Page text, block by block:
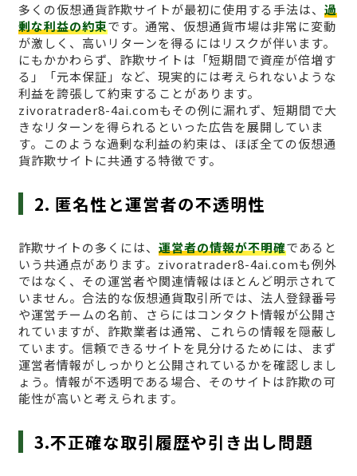
多くの仮想通貨詐欺サイトが最初に使用する手法は、 過
剰な利益の約束です。通常、仮想通貨市場は非常に変動
が激しく、高いリターンを得るにはリスクが伴います。
にもかかわらず、詐欺サイトは「短期間で資産が倍増す
る」「元本保証」など、現実的には考えられないような
利益を誇張して約束することがあります。
zivoratrader8-4ai.comもその例に漏れず、短期間で大
きなリターンを得られるといった広告を展開していま
す。このような過剰な利益の約束は、ほぼ全ての仮想通
貨詐欺サイトに共通する特徴です。
2. 匿名性と運営者の不透明性
詐欺サイトの多くには、 運営者の情報が不明確であると
いう共通点があります。zivoratrader8-4ai.comも例外
ではなく、その運営者や関連情報はほとんど明示されて
いません。合法的な仮想通貨取引所では、法人登録番号
や運営チームの名前、さらにはコンタクト情報が公開さ
れていますが、詐欺業者は通常、これらの情報を隠蔽し
ています。信頼できるサイトを見分けるためには、まず
運営者情報がしっかりと公開されているかを確認しまし
ょう。情報が不透明である場合、そのサイトは詐欺の可
能性が高いと考えられます。
3.不正確な取引履歴や引き出し問題